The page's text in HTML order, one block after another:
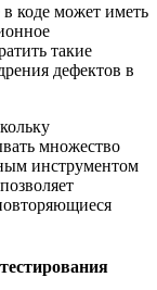
коде может иметь
такие
дефектов в
множество
инструментом